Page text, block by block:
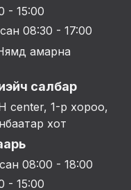
- 15:00
08:30 - 17:00
амарна
салбар
center, 1-р хороо,
хот
08:00 - 18:00
- 15:00